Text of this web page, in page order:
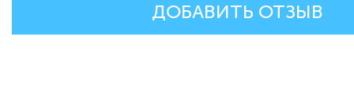
ДОБАВИТЬ ОТЗЫВ